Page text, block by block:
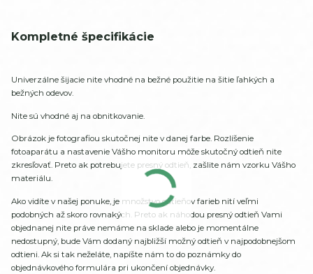
Kompletné špecifikácie
Univerzálne šijacie nite vhodné na bežné použitie na šitie ľahkých a
bežných odevov.
Nite sú vhodné aj na obnitkovanie.
Obrázok je fotografiou skutočnej nite v danej farbe. Rozlíšenie
fotoaparátu a nastavenie Vášho monitoru môže skutočný odtieň nite
zkresľovať. Preto ak potrebujete presný odtieň, zašlite nám vzorku Vášho
materiálu.
Ako vidíte v našej ponuke, je množstvo odtieňov farieb nití veľmi
podobných až skoro rovnakých. Preto ak náhodou presný odtieň Vami
objednanej nite práve nemáme na sklade alebo je momentálne
nedostupný, bude Vám dodaný najbližší možný odtieň v najpodobnejšom
odtieni. Ak si tak neželáte, napíšte nám to do poznámky do
objednávkového formulára pri ukončení objednávky.